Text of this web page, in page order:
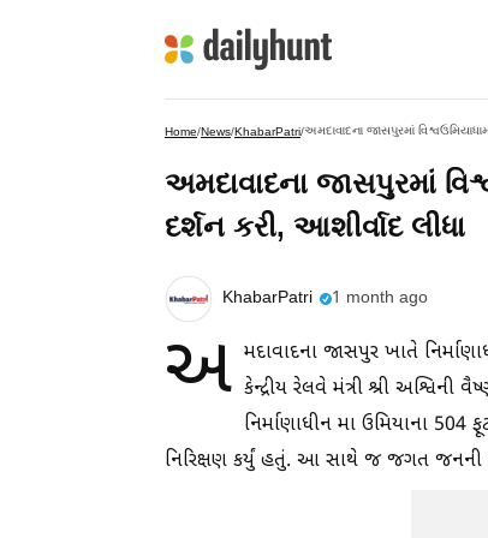
Home/News/KhabarPatri/અમદાવાદના જાસપુરમાં
અમદાવાદના જાસપુરમાં
દર્શન કરી, આશીર્વાદ લીધા
KhabarPatri 1 month ago
અ મદાવાદના જાસપુર ખાતે
કેન્દ્રીય રેલવે મંત્રી શ્રી અશ્વિની
નિર્માણાધીન મા ઉમિયાના
નિરિક્ષણ કર્યું હતું. આ સાથે જ જગત જનની મા